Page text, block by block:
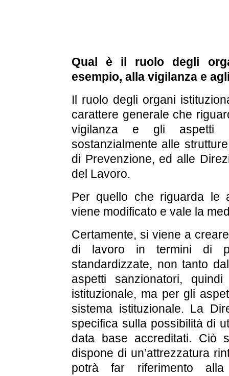
Qual è il ruolo degli
esempio, alla vigilanza e
Il ruolo degli organi
carattere generale che
vigilanza e gli aspetti
sostanzialmente alle
di Prevenzione, ed alle
del Lavoro.
Per quello che riguarda le
viene modificato e vale la
Certamente, si viene a
di lavoro in termini di
standardizzate, non tanto
aspetti sanzionatori,
istituzionale, ma per gli
sistema istituzionale. La
specifica sulla possibilità di
data base accreditati. Ciò
dispone di un’attrezzatura
potrà far riferimento